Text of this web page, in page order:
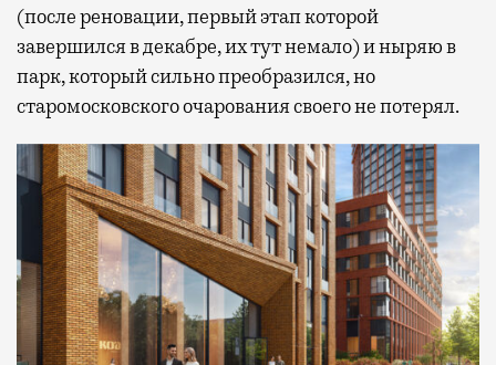
(после реновации, первый этап которой
завершился в декабре, их тут немало) и ныряю в
парк, который сильно преобразился, но
старомосковского очарования своего не потерял.